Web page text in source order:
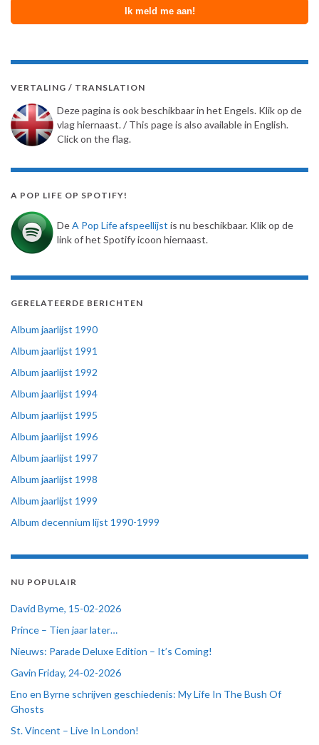
VERTALING / TRANSLATION
Deze pagina is ook beschikbaar in het Engels. Klik op de
vlag hiernaast. / This page is also available in English.
Click on the flag.
A POP LIFE OP SPOTIFY!
DeA Pop Life afspeellijst is nu beschikbaar. Klik op de
link of het Spotify icoon hiernaast.
GERELATEERDE BERICHTEN
Album jaarlijst 1990
Album jaarlijst 1991
Album jaarlijst 1992
Album jaarlijst 1994
Album jaarlijst 1995
Album jaarlijst 1996
Album jaarlijst 1997
Album jaarlijst 1998
Album jaarlijst 1999
Album decennium lijst 1990-1999
NU POPULAIR
David Byrne, 15-02-2026
Prince – Tien jaar later…
Nieuws: Parade Deluxe Edition – It’s Coming!
Gavin Friday, 24-02-2026
Eno en Byrne schrijven geschiedenis: My Life In The Bush Of
Ghosts
St. Vincent – Live In London!